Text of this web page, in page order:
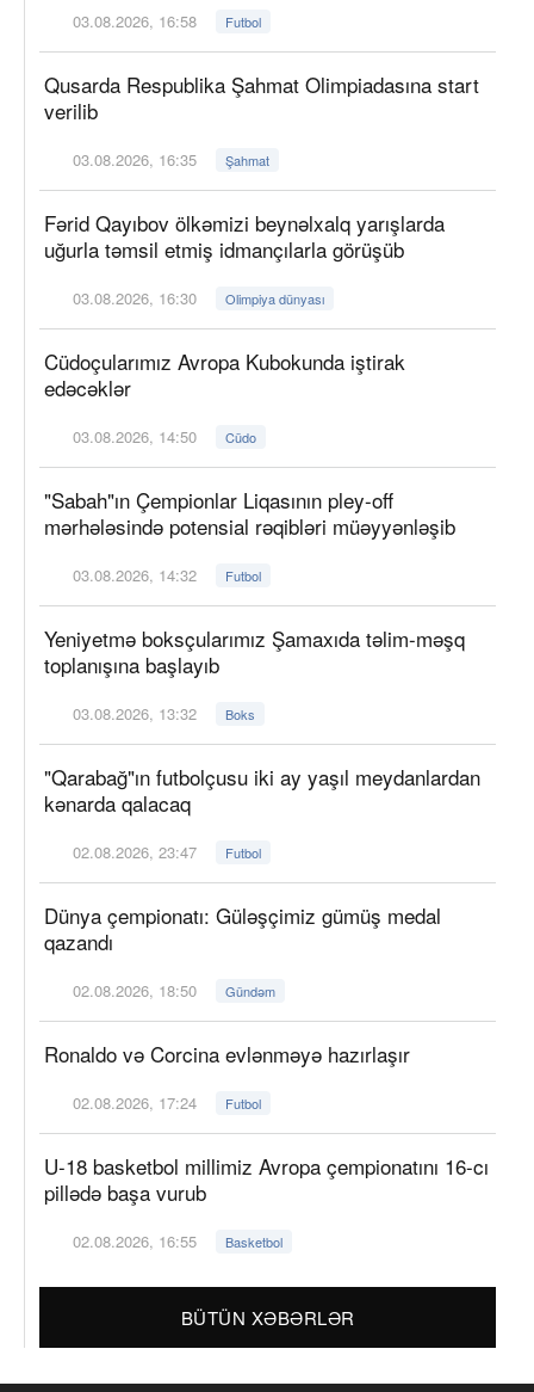
03.08.2026, 16:58 Futbol
Qusarda Respublika Şahmat Olimpiadasına start
verilib
03.08.2026, 16:35 Şahmat
Fərid Qayıbov ölkəmizi beynəlxalq yarışlarda
uğurla təmsil etmiş idmançılarla görüşüb
03.08.2026, 16:30 Olimpiya dünyası
Cüdoçularımız Avropa Kubokunda iştirak
edəcəklər
03.08.2026, 14:50 Cüdo
"Sabah"ın Çempionlar Liqasının pley-off
mərhələsində potensial rəqibləri müəyyənləşib
03.08.2026, 14:32 Futbol
Yeniyetmə boksçularımız Şamaxıda təlim-məşq
toplanışına başlayıb
03.08.2026, 13:32 Boks
"Qarabağ"ın futbolçusu iki ay yaşıl meydanlardan
kənarda qalacaq
02.08.2026, 23:47 Futbol
Dünya çempionatı: Güləşçimiz gümüş medal
qazandı
02.08.2026, 18:50 Gündəm
Ronaldo və Corcina evlənməyə hazırlaşır
02.08.2026, 17:24 Futbol
U-18 basketbol millimiz Avropa çempionatını 16-cı
pillədə başa vurub
02.08.2026, 16:55 Basketbol
BÜTÜN XƏBƏRLƏR